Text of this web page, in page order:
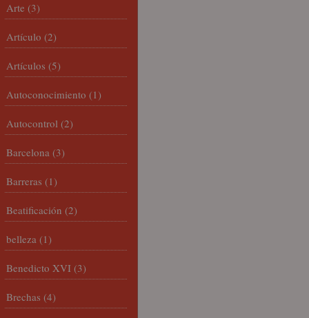
Arte (3)
Artículo (2)
Artículos (5)
Autoconocimiento (1)
Autocontrol (2)
Barcelona (3)
Barreras (1)
Beatificación (2)
belleza (1)
Benedicto XVI (3)
Brechas (4)